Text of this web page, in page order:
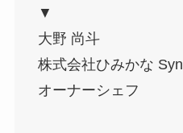
▼
大野 尚斗
株式会社ひみかな Syn
オーナーシェフ